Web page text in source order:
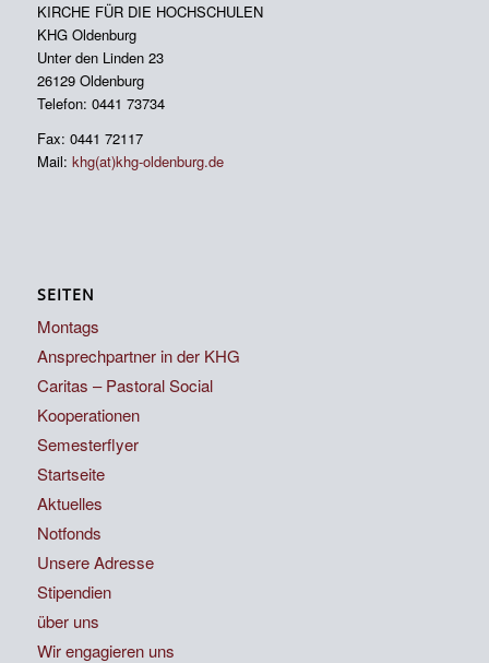
KIRCHE FÜR DIE HOCHSCHULEN
KHG Oldenburg
Unter den Linden 23
26129 Oldenburg
Telefon: 0441 73734
Fax: 0441 72117
Mail: khg(at)khg-oldenburg.de
SEITEN
Montags
Ansprechpartner in der KHG
Caritas – Pastoral Social
Kooperationen
Semesterflyer
Startseite
Aktuelles
Notfonds
Unsere Adresse
Stipendien
über uns
Wir engagieren uns